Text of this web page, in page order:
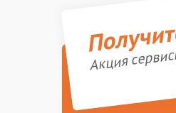
Акция